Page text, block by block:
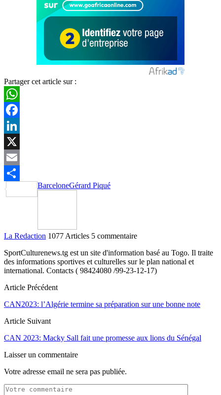
Partager cet article sur :
WhatsApp
Facebook
LinkedIn
X
Email
Partager
BarceloneGérard Piqué
La Redaction 1077 Articles 5 commentaire
SportCulturenews.tg est un site d'information basé au Togo. Il traite
des informations sportives et culturelles sur le plan national et
international. Contacts ( 98424080 /99-23-12-17)
Article Précédent
CAN2023: l’Algérie termine sa préparation sur une bonne note
Article Suivant
CAN 2023: Macky Sall fait une promesse aux lions du Sénégal
Laisser un commentaire
Votre adresse email ne sera pas publiée.